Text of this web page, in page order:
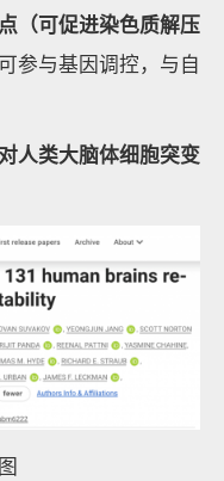
（可促进染色质解压
参与基因调控，与自
人类大脑体细胞突变